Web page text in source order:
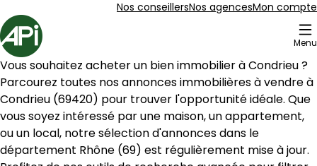
Nos conseillersNos agencesMon compte
Accueil
Menu
29 Biens en vente à Condrieu (69420)
de village 59 m² 3 pièces Condrieu
Aller à l'image1
Aller à l'image2
Aller à l'image3
Aller à l'image4
Aller à l'image5
Vous souhaitez acheter un bien immobilier à Condrieu ?
Condrieu (69420) pour trouver l'opportunité idéale. Que
vous soyez intéressé par une maison, un appartement,
ou un local, notre sélection d'annonces dans le
département Rhône (69) est régulièrement mise à jour.